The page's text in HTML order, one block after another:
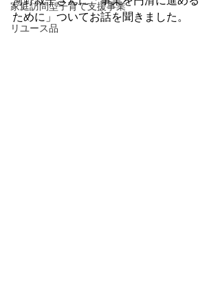
家庭訪問型子育て支援事業
リユース品
ために」ついてお話を聞きました。